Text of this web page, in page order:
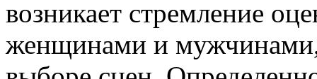
возникает стремление
женщинами и